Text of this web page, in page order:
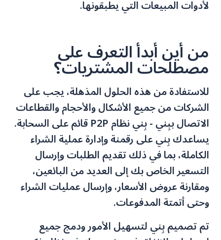
لأدوات المبيعات التي يطبقونها.
من أين أبدأ التعرف على
مصطلحات المشتريات؟
للاستفادة من هذه الحلول المذهلة، يجب على
الشركات من جميع الأشكال والأحجام والقطاعات
الاتصال ببِني - بِني نظام P2P قائم على السحابة.
يساعدك بِني على رقمنة وإدارة عملية الشراء
الكاملة، بما في ذلك تقديم الطلبات وإرسال
التسعير الخاص بك إلى العديد من البائعين،
ومقارنة عروض الأسعار، وإرسال عمليات الشراء
وحتى أتمتة المدفوعات.
تم تصميم بِني لتسهيل الأمور ودمج جميع